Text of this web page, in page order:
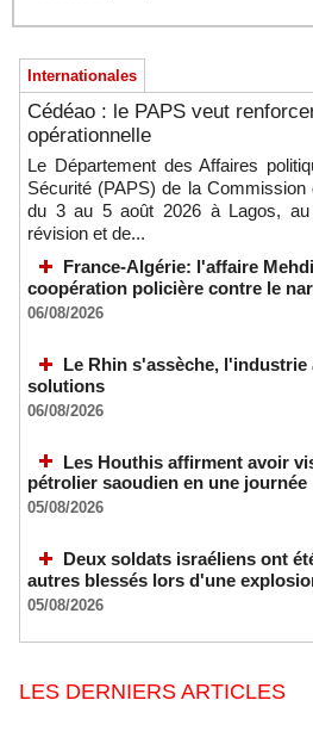
Internationales
Cédéao : le PAPS veut
opérationnelle
Le Département des Affaires
Sécurité (PAPS) de la
du 3 au 5 août 2026 à Lagos, au
révision et de...
France-Algérie: l'affaire
coopération policière contre le
06/08/2026
Le Rhin s'assèche, l'industrie
solutions
06/08/2026
Les Houthis affirment avoir
pétrolier saoudien en une journée
05/08/2026
Deux soldats israéliens ont
autres blessés lors d'une
05/08/2026
LES DERNIERS ARTICLES